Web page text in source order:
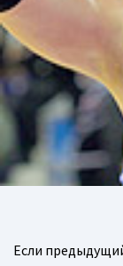
Если